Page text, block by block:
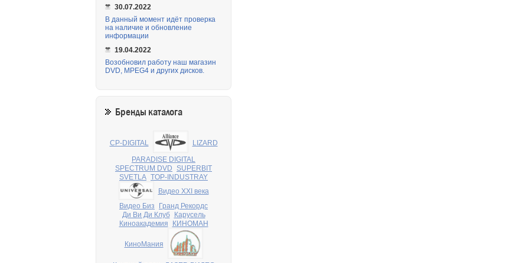
30.07.2022
В данный момент идёт проверка
на наличие и обновление
информации
19.04.2022
Возобновил работу наш магазин
DVD, MPEG4 и других дисков.
Бренды каталога
CP-DIGITAL LIZARD
PARADISE DIGITAL
SPECTRUM DVD SUPERBIT
SVETLA TOP-INDUSTRAY
Видео XXI века
Видео Биз
Гранд Рекордс
Ди Ви Ди Клуб
Карусель
Киноакадемия
КИНОМАН
КиноМания